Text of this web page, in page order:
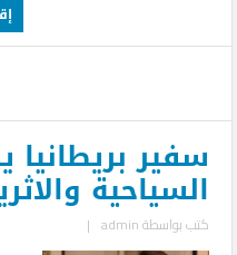
سفير بريطانيا
السياحية
كتب بواسطةadmin
|